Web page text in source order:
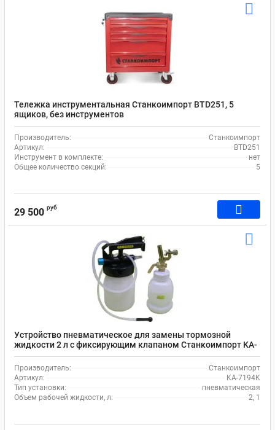
Тележка инструментальная Станкоимпорт BTD251, 5
ящиков, без инструментов
Производитель:
Станкоимпорт
Артикул:
BTD251
Инструмент в комплекте:
нет
Общее количество секций:
5
29 500 руб
Устройство пневматическое для замены тормозной
жидкости 2 л с фиксирующим клапаном Станкоимпорт KA-
7194K
Производитель:
Станкоимпорт
Артикул:
KA-7194K
Тип установки:
пневматическая
Объем рабочей жидкости, л:
2, 1